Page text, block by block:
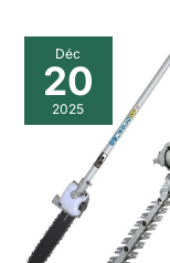
Déc
20
2025
Test
Greenworks
coupe-
bordures
2x24V
polyvalent